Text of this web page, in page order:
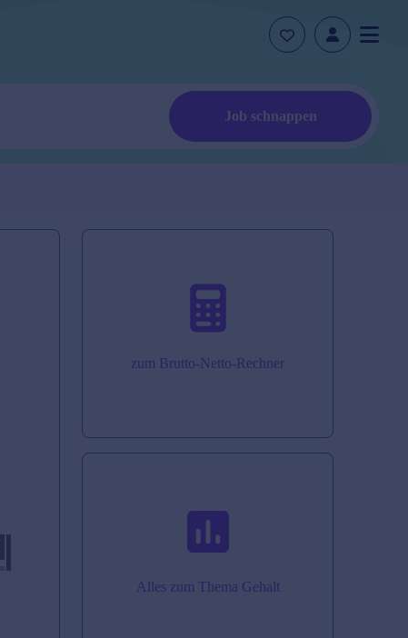
Job schnappen
zum Brutto-Netto-Rechner
Alles zum Thema Gehalt